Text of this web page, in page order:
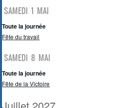
SAMEDI 1 MAI
Toute la journée
Fête du travail
SAMEDI 8 MAI
Toute la journée
Fête de la Victoire